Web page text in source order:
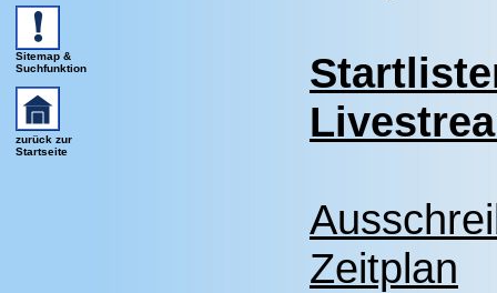
Sitemap &
Suchfunktion
zurück zur
Startseite
Zeitplan